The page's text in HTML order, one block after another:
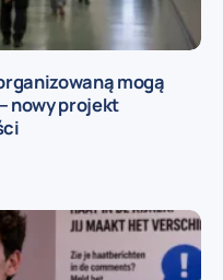
mogą
nowy projekt